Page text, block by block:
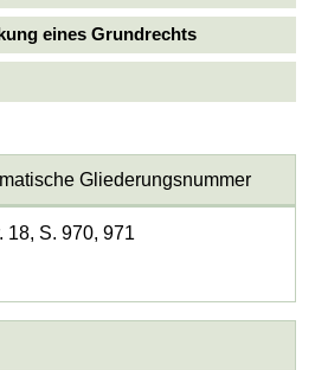
eines Grundrechts
Gliederungsnummer
18, S. 970, 971